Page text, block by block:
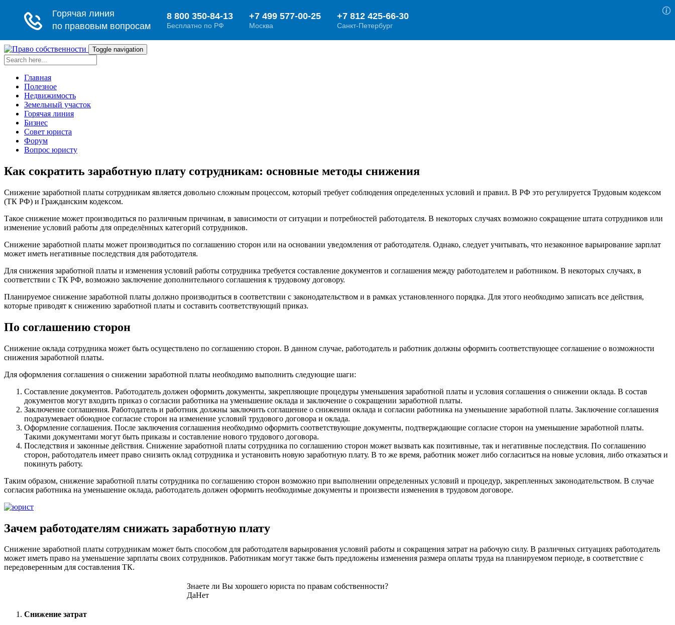
Toggle navigation
Главная
Полезное
Недвижимость
Земельный участок
Горячая линия
Бизнес
Совет юриста
Форум
Вопрос юристу
Как сократить заработную плату сотрудникам: основные методы снижения
Снижение заработной платы сотрудникам является довольно сложным процессом, который требует соблюдения определенных условий и правил. В РФ это регулируется Трудовым кодексом
(ТК РФ) и Гражданским кодексом.
Такое снижение может производиться по различным причинам, в зависимости от ситуации и потребностей работодателя. В некоторых случаях возможно сокращение штата сотрудников или
изменение условий работы для определённых категорий сотрудников.
Снижение заработной платы может производиться по соглашению сторон или на основании уведомления от работодателя. Однако, следует учитывать, что незаконное варьирование зарплат
может иметь негативные последствия для работодателя.
Для снижения заработной платы и изменения условий работы сотрудника требуется составление документов и соглашения между работодателем и работником. В некоторых случаях, в
соответствии с ТК РФ, возможно заключение дополнительного соглашения к трудовому договору.
Планируемое снижение заработной платы должно производиться в соответствии с законодательством и в рамках установленного порядка. Для этого необходимо записать все действия,
которые приводят к снижению заработной платы и составить соответствующий приказ.
По соглашению сторон
Снижение оклада сотрудника может быть осуществлено по соглашению сторон. В данном случае, работодатель и работник должны оформить соответствующее соглашение о возможности
снижения заработной платы.
Для оформления соглашения о снижении заработной платы необходимо выполнить следующие шаги:
Составление документов. Работодатель должен оформить документы, закрепляющие процедуры уменьшения заработной платы и условия соглашения о снижении оклада. В состав
документов могут входить приказ о согласии работника на уменьшение оклада и заключение о сокращении заработной платы.
Заключение соглашения. Работодатель и работник должны заключить соглашение о снижении оклада и согласии работника на уменьшение заработной платы. Заключение соглашения
подразумевает обоюдное согласие сторон на изменение условий трудового договора и оклада.
Оформление соглашения. После заключения соглашения необходимо оформить соответствующие документы, подтверждающие согласие сторон на уменьшение заработной платы.
Такими документами могут быть приказы и составление нового трудового договора.
Последствия и законные действия. Снижение заработной платы сотрудника по соглашению сторон может вызвать как позитивные, так и негативные последствия. По соглашению
сторон, работодатель имеет право снизить оклад сотрудника и установить новую заработную плату. В то же время, работник может либо согласиться на новые условия, либо отказаться и
покинуть работу.
Таким образом, снижение заработной платы сотрудника по соглашению сторон возможно при выполнении определенных условий и процедур, закрепленных законодательством. В случае
согласия работника на уменьшение оклада, работодатель должен оформить необходимые документы и произвести изменения в трудовом договоре.
Зачем работодателям снижать заработную плату
Снижение заработной платы сотрудникам может быть способом для работодателя варьирования условий работы и сокращения затрат на рабочую силу. В различных ситуациях работодатель
может иметь право на уменьшение зарплаты своих сотрудников. Работникам могут также быть предложены изменения размера оплаты труда на планируемом периоде, в соответствие с
передоверенным для составления ТК.
Знаете ли Вы хорошего юриста по правам собственности?
ДаНет
Снижение затрат